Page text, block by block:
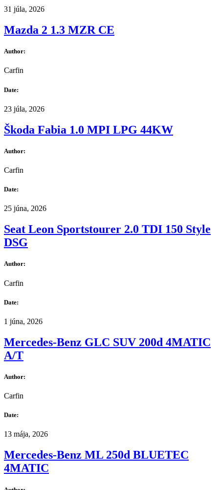
31 júla, 2026
Mazda 2 1.3 MZR CE
Author:
Carfin
Date:
23 júla, 2026
Škoda Fabia 1.0 MPI LPG 44KW
Author:
Carfin
Date:
25 júna, 2026
Seat Leon Sportstourer 2.0 TDI 150 Style
DSG
Author:
Carfin
Date:
1 júna, 2026
Mercedes-Benz GLC SUV 200d 4MATIC
A/T
Author:
Carfin
Date:
13 mája, 2026
Mercedes-Benz ML 250d BLUETEC
4MATIC